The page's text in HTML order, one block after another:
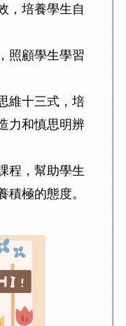
，培養學生自
照顧學生學習
維十三式，培
力和慎思明辨
程，幫助學生
積極的態度。